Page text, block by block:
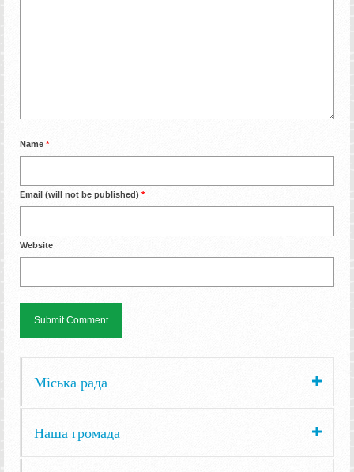
Name *
Email (will not be published) *
Website
Міська рада
Наша громада